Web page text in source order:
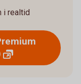
i realtid